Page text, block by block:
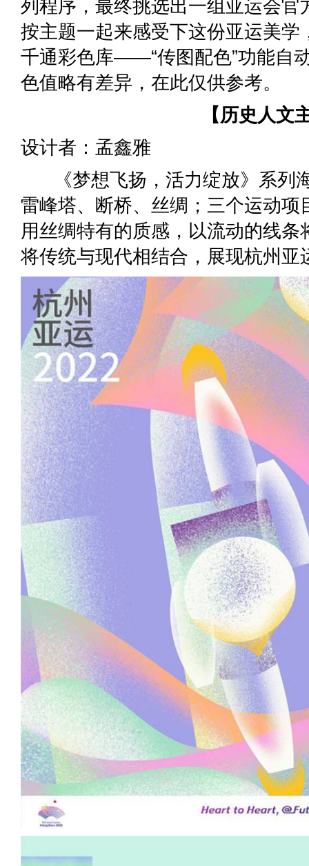
列程序，最终挑选出一组亚运会
按主题一起来感受下这份亚运美
千通彩色库——“传图配色”功能自
色值略有差异，在此仅供参考。
【历史人文
设计者：孟鑫雅
《梦想飞扬，活力绽放》系列
雷峰塔、断桥、丝绸；三个运动
用丝绸特有的质感，以流动的线
将传统与现代相结合，展现杭州亚